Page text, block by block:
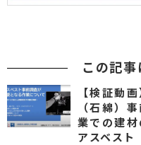
この記
【検証動
（石綿）
業での建材
アスベスト